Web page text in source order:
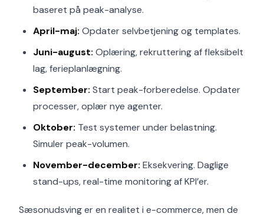
baseret på peak-analyse.
April-maj: Opdater selvbetjening og templates.
Juni-august: Oplæring, rekruttering af fleksibelt
lag, ferieplanlægning.
September: Start peak-forberedelse. Opdater
processer, oplær nye agenter.
Oktober: Test systemer under belastning.
Simuler peak-volumen.
November-december: Eksekvering. Daglige
stand-ups, real-time monitoring af KPI’er.
Sæsonudsving er en realitet i e-commerce, men de